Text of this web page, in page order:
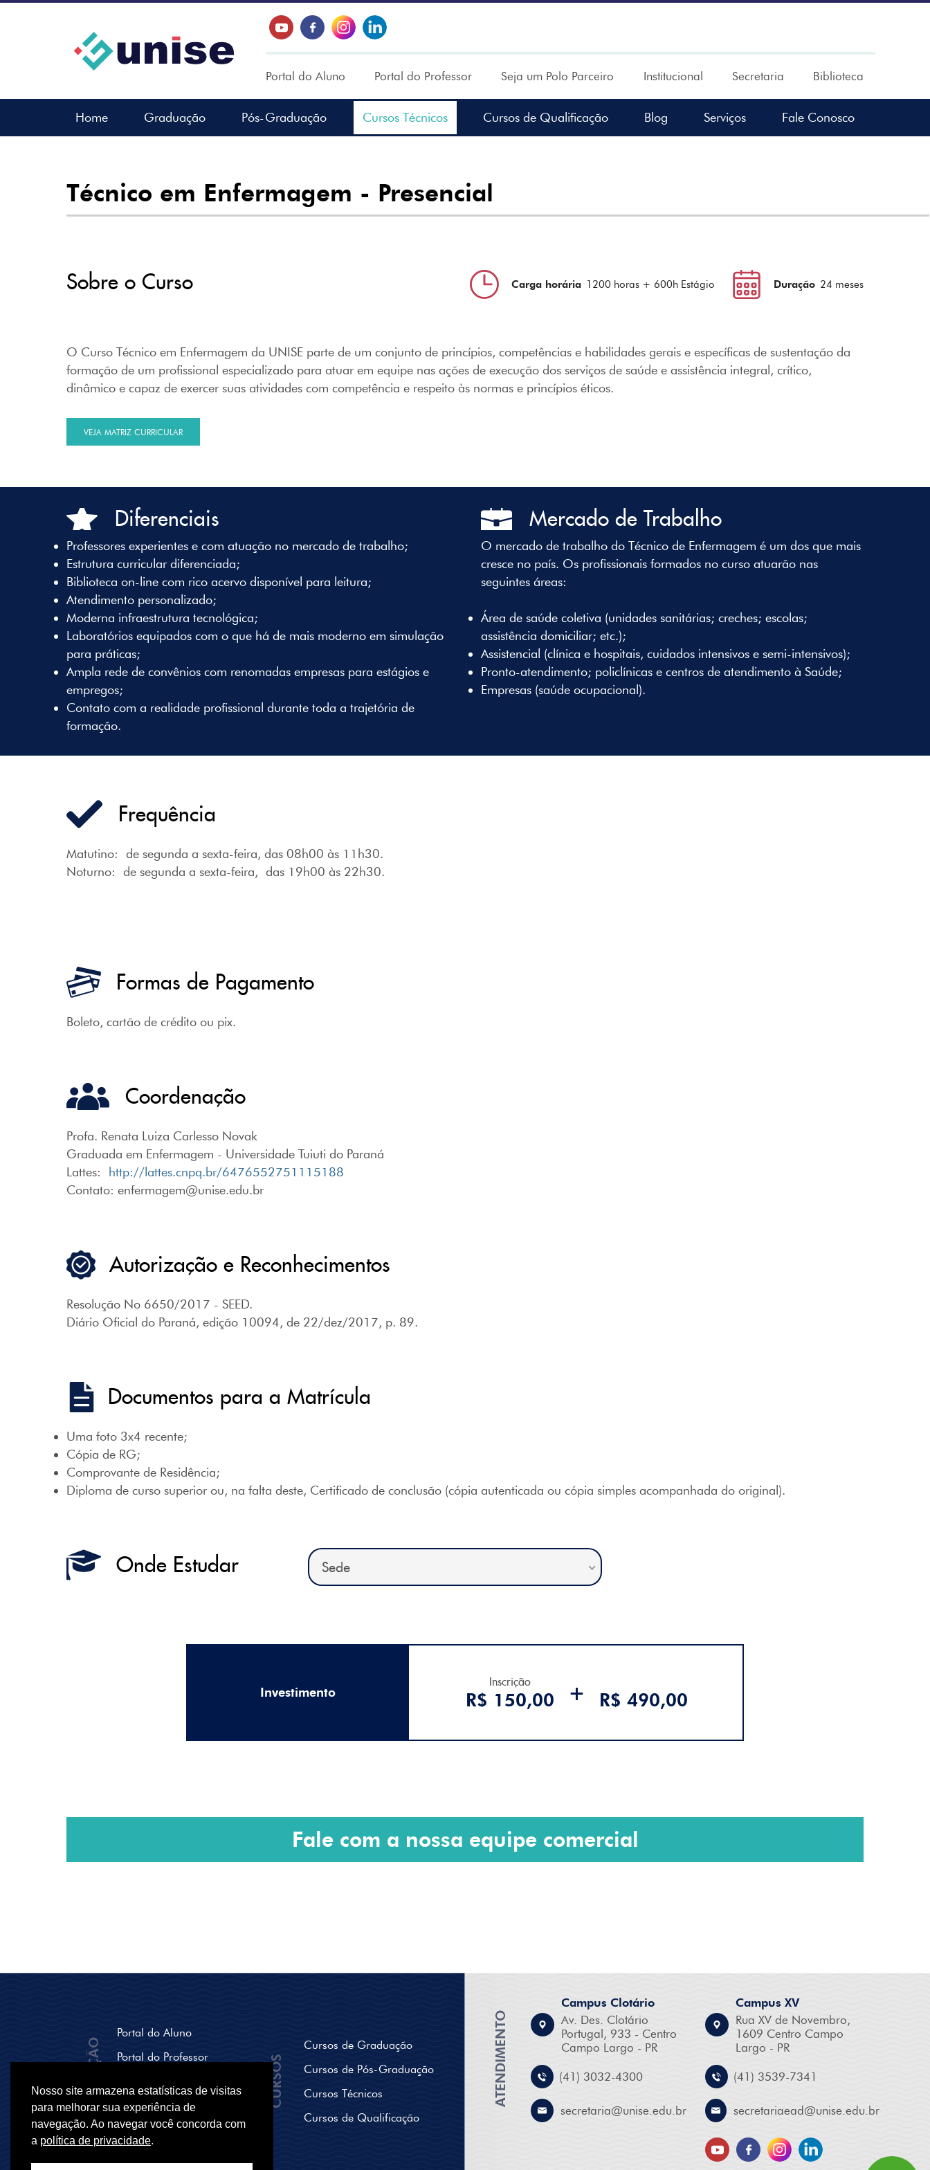
Portal do Aluno Portal do Professor Seja um Polo Parceiro Institucional Secretaria Biblioteca
Home Graduação Pós-Graduação Cursos Técnicos Cursos de Qualificação Blog Serviços Fale Conosco
Técnico em Enfermagem - Presencial
Carga horária 1200 horas + 600h Estágio Duração 24 meses
Sobre o Curso
O Curso Técnico em Enfermagem da UNISE parte de um conjunto de princípios, competências e habilidades gerais e específicas de sustentação da
formação de um profissional especializado para atuar em equipe nas ações de execução dos serviços de saúde e assistência integral, crítico,
dinâmico e capaz de exercer suas atividades com competência e respeito às normas e princípios éticos.
VEJA MATRIZ CURRICULAR
Diferenciais
Professores experientes e com atuação no mercado de trabalho;
Estrutura curricular diferenciada;
Biblioteca on-line com rico acervo disponível para leitura;
Atendimento personalizado;
Moderna infraestrutura tecnológica;
Laboratórios equipados com o que há de mais moderno em simulação
para práticas;
Ampla rede de convênios com renomadas empresas para estágios e
empregos;
Contato com a realidade profissional durante toda a trajetória de
formação.
Mercado de Trabalho
O mercado de trabalho do Técnico de Enfermagem é um dos que mais
cresce no país. Os profissionais formados no curso atuarão nas
seguintes áreas:
Área de saúde coletiva (unidades sanitárias; creches; escolas;
assistência domiciliar; etc.);
Assistencial (clínica e hospitais, cuidados intensivos e semi-intensivos);
Pronto-atendimento; policlínicas e centros de atendimento à Saúde;
Empresas (saúde ocupacional).
Frequência
Matutino: de segunda a sexta-feira, das 08h00 às 11h30.
Noturno: de segunda a sexta-feira, das 19h00 às 22h30.
Formas de Pagamento
Boleto, cartão de crédito ou pix.
Coordenação
Profa. Renata Luiza Carlesso Novak
Graduada em Enfermagem - Universidade Tuiuti do Paraná
Lattes: http://lattes.cnpq.br/6476552751115188
Contato: enfermagem@unise.edu.br
Autorização e Reconhecimentos
Resolução No 6650/2017 - SEED.
Diário Oficial do Paraná, edição 10094, de 22/dez/2017, p. 89.
Documentos para a Matrícula
Uma foto 3x4 recente;
Cópia de RG;
Comprovante de Residência;
Diploma de curso superior ou, na falta deste, Certificado de conclusão (cópia autenticada ou cópia simples acompanhada do original).
Onde Estudar Sede
Investimento
Inscrição
R$ 150,00 + R$ 490,00
Fale com a nossa equipe comercial
NAVEGAÇÃO
Portal do Aluno
Portal do Professor
Breve História
Secretaria
CURSOS
Cursos de Graduação
Cursos de Pós-Graduação
Cursos Técnicos
Cursos de Qualificação
ATENDIMENTO
Campus Clotário
Av. Des. Clotário
Portugal, 933 - Centro
Campo Largo - PR
(41) 3032-4300
secretaria@unise.edu.br
Campus XV
Rua XV de Novembro,
1609 Centro Campo
Largo - PR
(41) 3539-7341
secretariaead@unise.edu.br
Nosso site armazena estatísticas de visitas
para melhorar sua experiência de
navegação. Ao navegar você concorda com
a política de privacidade.